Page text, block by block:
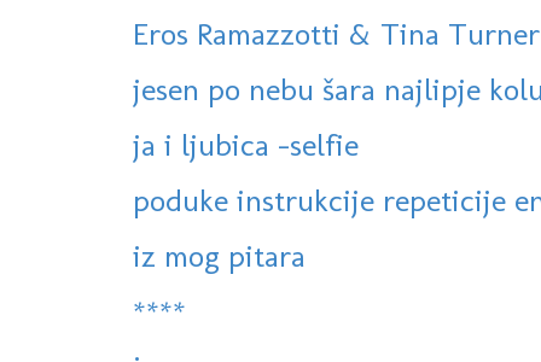
Eros Ramazzotti & Tina
jesen po nebu šara najlipje
ja i ljubica -selfie
poduke instrukcije repeticije
iz mog pitara
****